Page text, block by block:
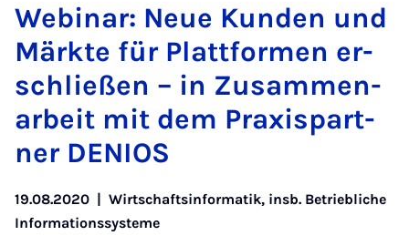
We­bi­nar: Neue Kun­den und
Märk­te für Platt­for­men er­
schlie­ßen – in Zu­sam­me­n­
a­r­beit mit dem Pra­xis­part­
ner DE­NI­OS
19.08.2020 | Wirtschaftsinformatik, insb. Betriebliche
Informationssysteme